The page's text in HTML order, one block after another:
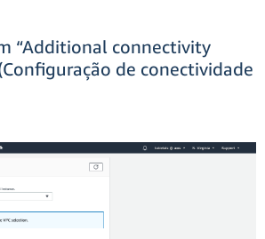
“Additional connectivity
de conectividade